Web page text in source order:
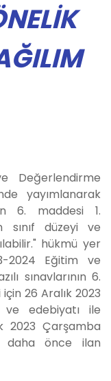
Değerlendirme
yayımlanarak
6. maddesi 1.
sınıf düzeyi ve
hükmü yer
2024 Eğitim ve
sınavlarının 6.
26 Aralık 2023
edebiyatı ile
2023 Çarşamba
daha önce ilan